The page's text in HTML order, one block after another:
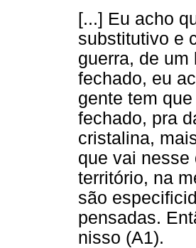
[...] Eu acho
substitutivo e
guerra, de um
fechado, eu
gente tem
fechado, pra
cristalina,
que vai
território, na
são
pensadas.
nisso (A1).